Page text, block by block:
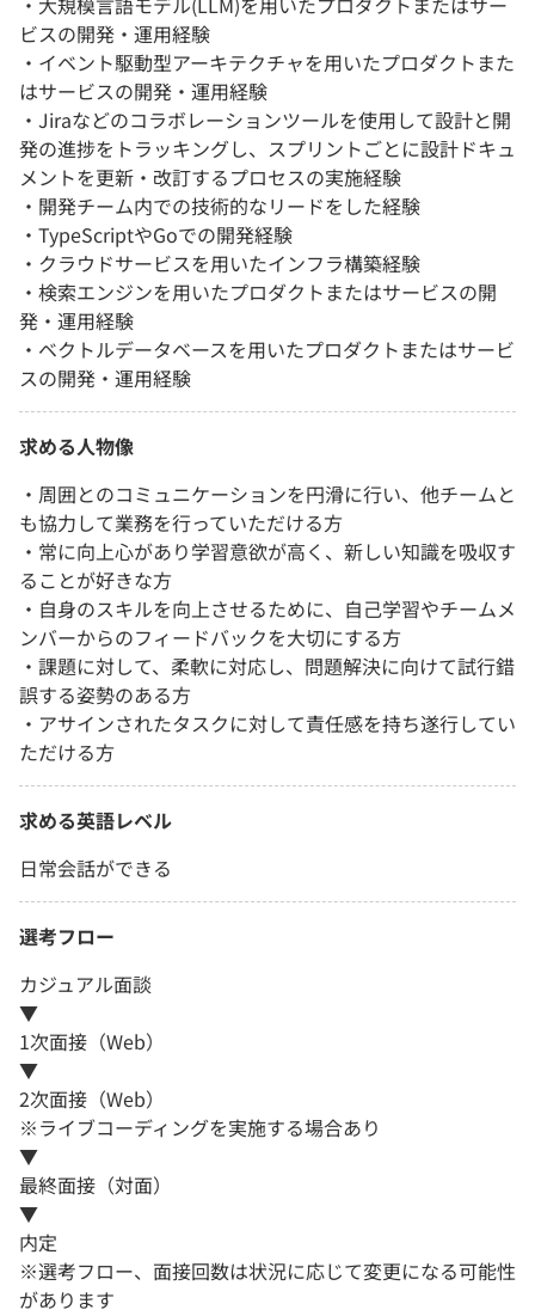
ビスの開発・運用経験
・イベント駆動型アーキテクチャを用いたプロダクトまた
はサービスの開発・運用経験
・Jiraなどのコラボレーションツールを使用して設計と開
発の進捗をトラッキングし、スプリントごとに設計ドキュ
メントを更新・改訂するプロセスの実施経験
・開発チーム内での技術的なリードをした経験
・TypeScriptやGoでの開発経験
・クラウドサービスを用いたインフラ構築経験
・検索エンジンを用いたプロダクトまたはサービスの開
発・運用経験
・ベクトルデータベースを用いたプロダクトまたはサービ
スの開発・運用経験
求める人物像
・周囲とのコミュニケーションを円滑に行い、他チームと
も協力して業務を行っていただける方
・常に向上心があり学習意欲が高く、新しい知識を吸収す
ることが好きな方
・自身のスキルを向上させるために、自己学習やチームメ
ンバーからのフィードバックを大切にする方
・課題に対して、柔軟に対応し、問題解決に向けて試行錯
誤する姿勢のある方
・アサインされたタスクに対して責任感を持ち遂行してい
ただける方
求める英語レベル
日常会話ができる
選考フロー
カジュアル面談
▼
1次面接（Web）
▼
2次面接（Web）
※ライブコーディングを実施する場合あり
▼
最終面接（対面）
▼
内定
※選考フロー、面接回数は状況に応じて変更になる可能性
があります